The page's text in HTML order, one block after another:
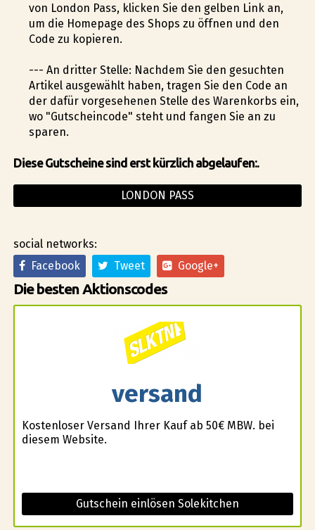
von London Pass, klicken Sie den gelben Link an,
um die Homepage des Shops zu öffnen und den
Code zu kopieren.
--- An dritter Stelle: Nachdem Sie den gesuchten
Artikel ausgewählt haben, tragen Sie den Code an
der dafür vorgesehenen Stelle des Warenkorbs ein,
wo "Gutscheincode" steht und fangen Sie an zu
sparen.
Diese Gutscheine sind erst kürzlich abgelaufen:.
LONDON PASS
social networks:
Facebook
Tweet Google+
Die besten Aktionscodes
versand
Kostenloser Versand Ihrer Kauf ab 50€ MBW. bei
diesem Website.
Gutschein einlösen Solekitchen